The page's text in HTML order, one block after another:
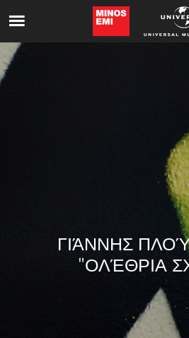
ΓΙΆΝΝΗΣ
"ΟΛΈΘΡΙΑ
Like being first?
Get news from your favorite
everyone else.